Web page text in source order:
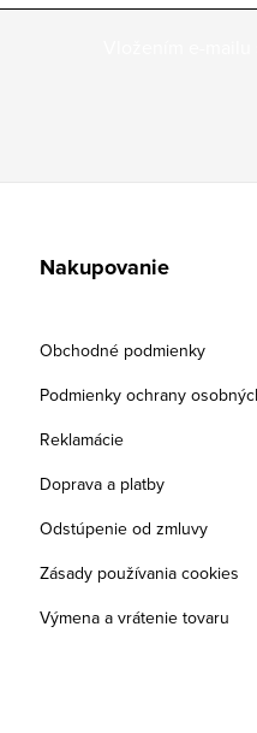
Nakupovanie
Obchodné podmienky
Podmienky ochrany
Reklamácie
Doprava a platby
Odstúpenie od zmluvy
Zásady používania cookies
Výmena a vrátenie tovaru